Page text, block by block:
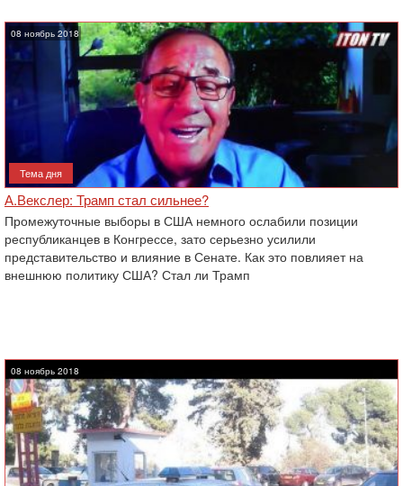
08 ноябрь 2018
Тема дня
А.Векслер: Трамп стал сильнее?
Промежуточные выборы в США немного ослабили позиции
республиканцев в Конгрессе, зато серьезно усилили
представительство и влияние в Сенате. Как это повлияет на
внешнюю политику США? Стал ли Трамп
08 ноябрь 2018